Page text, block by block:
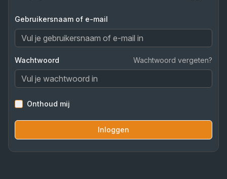
Gebruikersnaam of e-mail
Wachtwoord Wachtwoord vergeten?
Onthoud mij
Inloggen